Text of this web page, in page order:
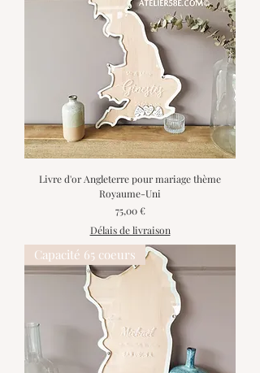
Livre d'or Angleterre pour mariage thème
Royaume-Uni
Prix
75,00 €
Délais de livraison
Capacité 65 coeurs